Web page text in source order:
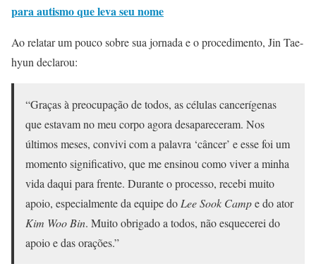
para autismo que leva seu nome
Ao relatar um pouco sobre sua jornada e o procedimento, Jin Tae-
hyun declarou:
“Graças à preocupação de todos, as células cancerígenas
que estavam no meu corpo agora desapareceram. Nos
últimos meses, convivi com a palavra ‘câncer’ e esse foi um
momento significativo, que me ensinou como viver a minha
vida daqui para frente. Durante o processo, recebi muito
apoio, especialmente da equipe do Lee Sook Campe do ator
Kim Woo Bin. Muito obrigado a todos, não esquecerei do
apoio e das orações.”